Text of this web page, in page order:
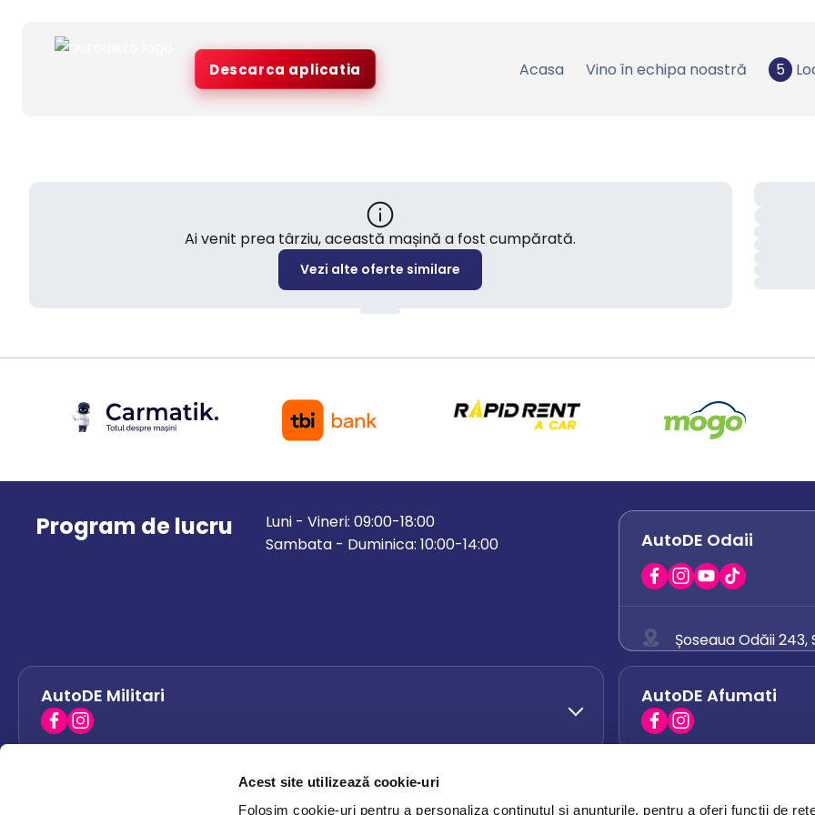
Acest site utilizează cookie-uri
Folosim cookie-uri pentru a personaliza conținutul și anunțurile, pentru a oferi funcții de
Descarca aplicatia Acasa Vino în echipa noastră 5
Ai venit prea târziu, această mașină a fost cumpărată.
Vezi alte oferte similare
Program de lucru
Luni - Vineri: 09:00-18:00
Sambata - Duminica: 10:00-14:00
AutoDE Odaii
Șoseaua Odăii
0742 444 194
AutoDE Militari AutoDE Afumati